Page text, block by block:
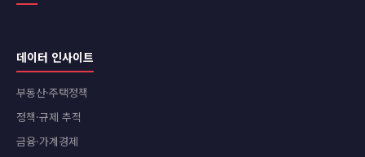
데이터 인사이트
부동산·주택정책
정책·규제 추적
금융·가계경제